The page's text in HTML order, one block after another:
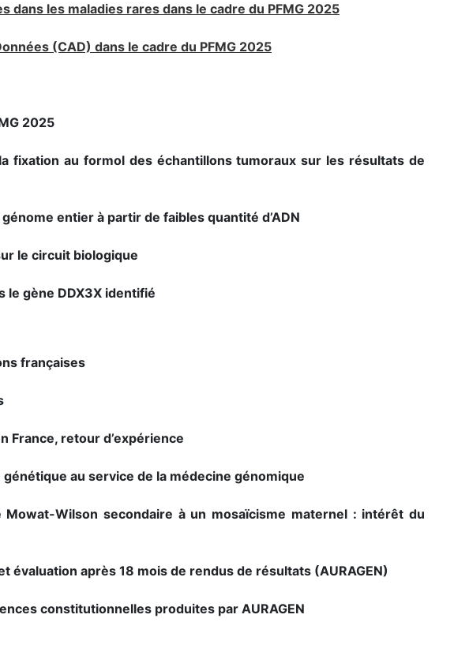
les maladies rares dans le cadre du PFMG 2025
(CAD) dans le cadre du PFMG 2025
2025
fixation au formol des échantillons tumoraux sur les résultats de
entier à partir de faibles quantité d’ADN
le circuit biologique
le gène DDX3X identifié
françaises
France, retour d’expérience
au service de la médecine génomique
Wilson secondaire à un mosaïcisme maternel : intérêt du
après 18 mois de rendus de résultats (AURAGEN)
constitutionnelles produites par AURAGEN